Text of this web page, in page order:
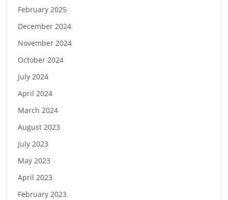
February 2025
December 2024
November 2024
October 2024
July 2024
April 2024
March 2024
August 2023
July 2023
May 2023
April 2023
February 2023